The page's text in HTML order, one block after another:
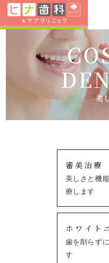
美
審美治療
美しさと機
療します
ホワイト
歯を削らず
す